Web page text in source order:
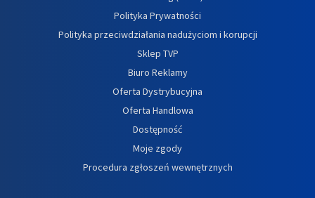
Polityka Prywatności
Polityka przeciwdziałania nadużyciom i korupcji
Sklep TVP
Biuro Reklamy
Oferta Dystrybucyjna
Oferta Handlowa
Dostępność
Moje zgody
Procedura zgłoszeń wewnętrznych